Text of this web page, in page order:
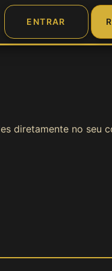
ENTRAR
Cadastro
diretamente no seu